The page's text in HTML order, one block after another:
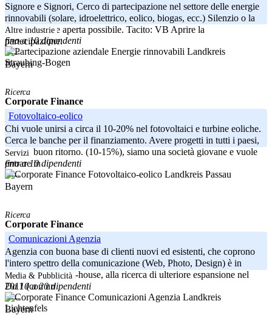
Signore e Signori, Cerco di partecipazione nel settore delle energie
rinnovabili (solare, idroelettrico, eolico, biogas, ecc.) Silenzio o la
partecipazione aperta possibile. Tacito: VB Aprire la
partecipazione:
-----
Bayern
Altre industrie
fino a 10 dipendenti
Landkreis
Straubing-Bogen
Ricerca
Corporate Finance
Fotovoltaico-eolico
Chi vuole unirsi a circa il 10-20% nel fotovoltaici e turbine eoliche.
Cerca le banche per il finanziamento. Avere progetti in tutti i paesi,
con un buon ritorno. (10-15%), siamo una società giovane e vuole
entrare in
-----
Bayern
Servizi
fino a 10 dipendenti
Landkreis Passau
Ricerca
Corporate Finance
Comunicazioni Agenzia
Agenzia con buona base di clienti nuovi ed esistenti, che coprono
l'intero spettro della comunicazione (Web, Photo, Design) è in
grado di coprire in-house, alla ricerca di ulteriore espansione nel
2011 (con un
-----
Bayern
Media & Pubblicità
Da 10 a 20 dipendenti
Landkreis
Lichtenfels